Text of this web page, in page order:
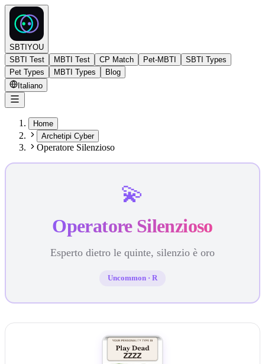
SBTIYOU
SBTI Test
MBTI Test CP Match Pet-MBTI
SBTI Types
Pet Types
MBTI Types
Blog
Italiano
Home
Archetipi Cyber
Operatore Silenzioso
💫
Operatore Silenzioso
Esperto dietro le quinte, silenzio è oro
Uncommon · R